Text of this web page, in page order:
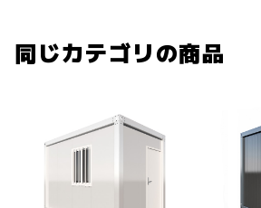
同じカテゴリの商品